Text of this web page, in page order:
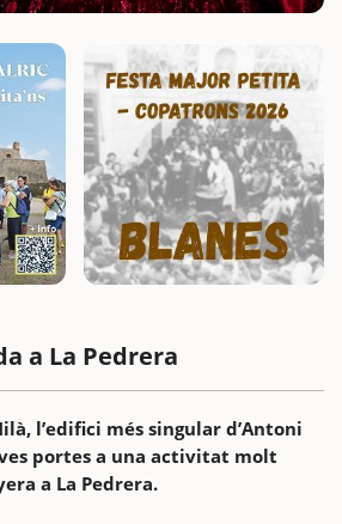
a La Pedrera
l’edifici més singular d’Antoni
portes a una activitat molt
a La Pedrera.